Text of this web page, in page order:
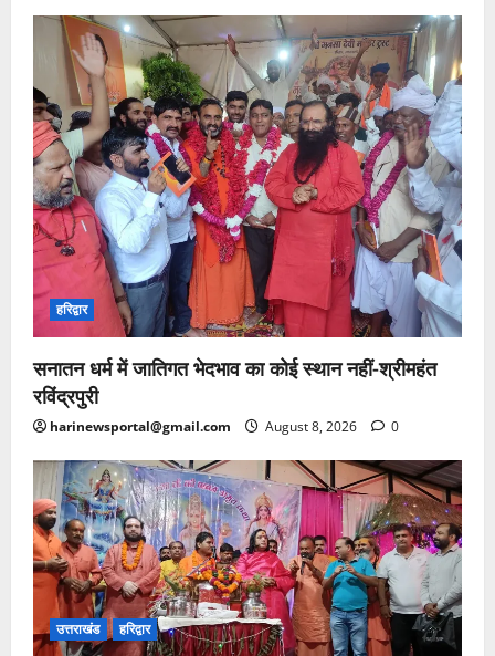
हरिद्वार
सनातन धर्म में जातिगत भेदभाव का कोई स्थान नहीं-श्रीमहंत
रविंद्रपुरी
harinewsportal@gmail.com August 8, 2026 0
उत्तराखंड हरिद्वार